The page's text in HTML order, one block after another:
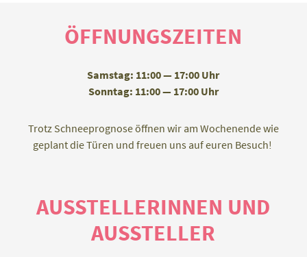
ÖFFNUNGSZEITEN
Samstag: 11:00 — 17:00 Uhr
Sonntag: 11:00 — 17:00 Uhr
Trotz Schneeprognose öffnen wir am Wochenende wie
geplant die Türen und freuen uns auf euren Besuch!
AUSSTELLERINNEN UND
AUSSTELLER